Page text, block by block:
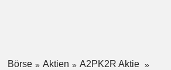
Börse Aktien
A2PK2R Aktie